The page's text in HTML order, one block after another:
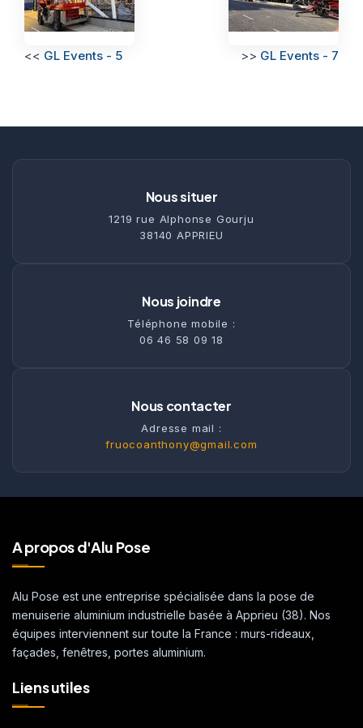
<< GL Events - 5 >> GL Events - 7
Nous situer
1219 rue Alphonse Gourju
38140 APPRIEU
Nous joindre
Téléphone mobile :
06 46 58 09 18
Nous contacter
Adresse mail :
fruocoanthony@gmail.com
A propos d'Alu Pose
Alu Pose est une entreprise spécialisée dans la pose de
menuiserie aluminium industrielle basée à Apprieu (38). Nos
équipes interviennent sur toute la France : murs-rideaux,
façades, fenêtres, portes aluminium.
Liens utiles